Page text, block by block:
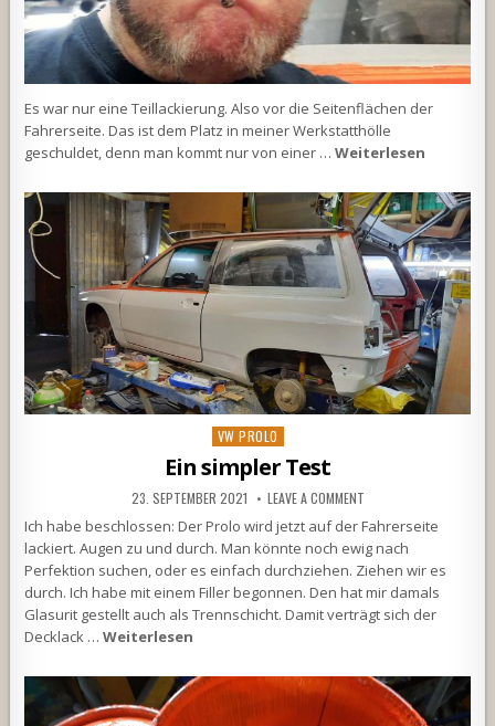
Es war nur eine Teillackierung. Also vor die Seitenflächen der
Fahrerseite. Das ist dem Platz in meiner Werkstatthölle
geschuldet, denn man kommt nur von einer …Weiterlesen
Posted
in
VW PROLO
Ein simpler Test
23. SEPTEMBER 2021 LEAVE A COMMENT
Ich habe beschlossen: Der Prolo wird jetzt auf der Fahrerseite
lackiert. Augen zu und durch. Man könnte noch ewig nach
Perfektion suchen, oder es einfach durchziehen. Ziehen wir es
durch. Ich habe mit einem Filler begonnen. Den hat mir damals
Glasurit gestellt auch als Trennschicht. Damit verträgt sich der
Decklack …Weiterlesen